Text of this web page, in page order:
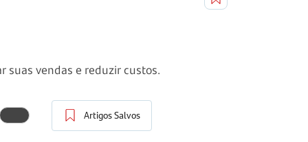
suas vendas e reduzir custos.
Artigos Salvos